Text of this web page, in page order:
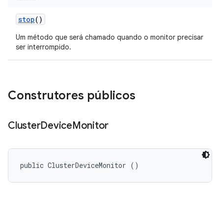
stop()
Um método que será chamado quando o monitor precisar
ser interrompido.
Construtores públicos
ClusterDeviceMonitor
public ClusterDeviceMonitor ()